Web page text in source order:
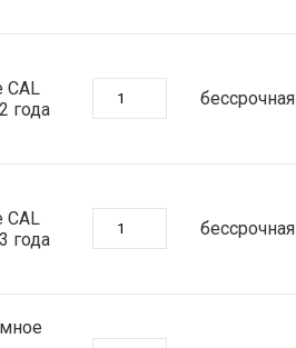
CAL
года
бессрочная
CAL
года
бессрочная